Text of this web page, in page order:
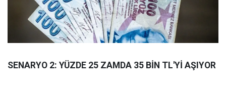
SENARYO 2: YÜZDE 25 ZAMDA 35 BİN TL'Yİ AŞIYOR